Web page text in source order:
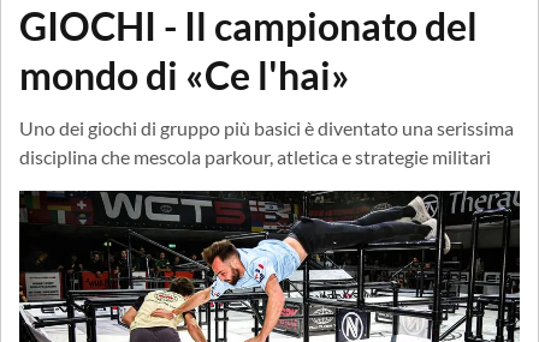
GIOCHI - Il campionato del
mondo di «Ce l'hai»
Uno dei giochi di gruppo più basici è diventato una serissima
disciplina che mescola parkour, atletica e strategie militari